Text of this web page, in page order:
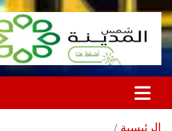
الرئيسية